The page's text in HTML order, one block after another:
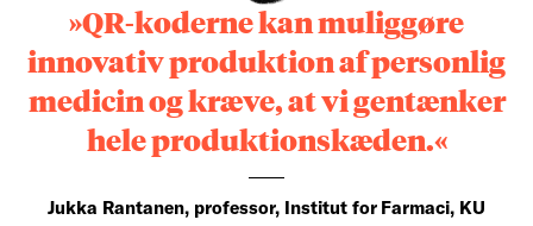
»QR-koderne kan muliggøre
innovativ produktion af personlig
medicin og kræve, at vi gentænker
hele produktionskæden.«
Jukka Rantanen, professor, Institut for Farmaci, KU